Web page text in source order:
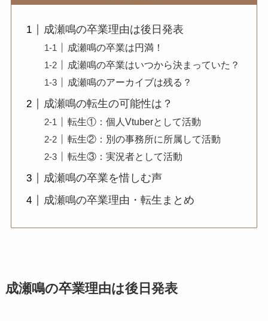
成瀬鳴の卒業理由は後日発表
成瀬鳴の卒業は円満！
成瀬鳴の卒業はいつから決まっていた？
成瀬鳴のアーカイブは残る？
成瀬鳴の転生の可能性は？
転生①：個人Vtuberとして活動
転生②：別の事務所に所属して活動
転生③：実況者として活動
成瀬鳴の卒業を惜しむ声
成瀬鳴の卒業理由・転生まとめ
成瀬鳴の卒業理由は後日発表